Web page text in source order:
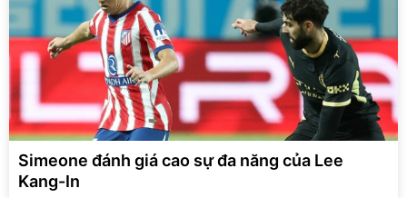
Simeone đánh giá cao sự đa năng của Lee
Kang-In